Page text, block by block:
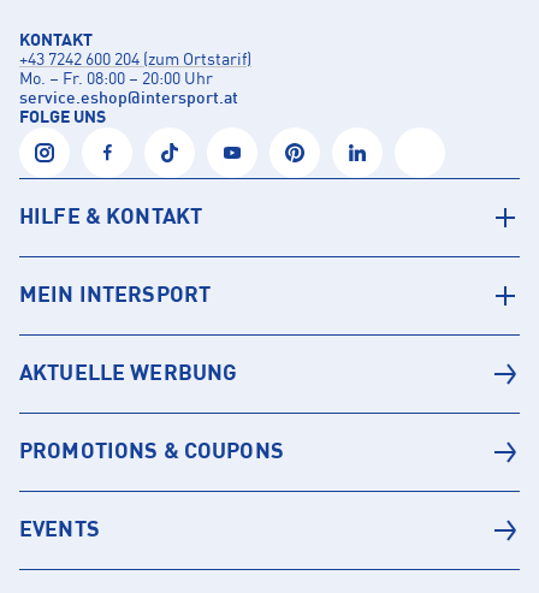
KONTAKT
+43 7242 600 204 (zum Ortstarif)
Mo. – Fr. 08:00 – 20:00 Uhr
service.eshop@intersport.at
FOLGE UNS
HILFE & KONTAKT
MEIN INTERSPORT
AKTUELLE WERBUNG
PROMOTIONS & COUPONS
EVENTS